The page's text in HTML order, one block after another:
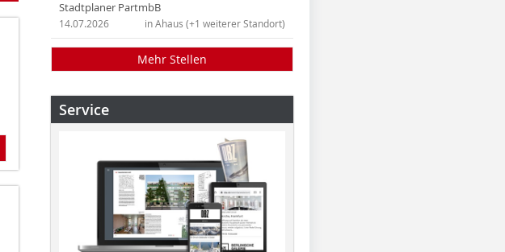
Stadtplaner PartmbB
in Ahaus (+1 weiterer Standort)
14.07.2026
Mehr Stellen
Service